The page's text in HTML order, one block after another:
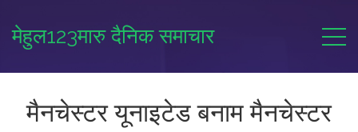
मेहुल123मारु दैनिक समाचार
मैनचेस्टर यूनाइटेड बनाम मैनचेस्टर